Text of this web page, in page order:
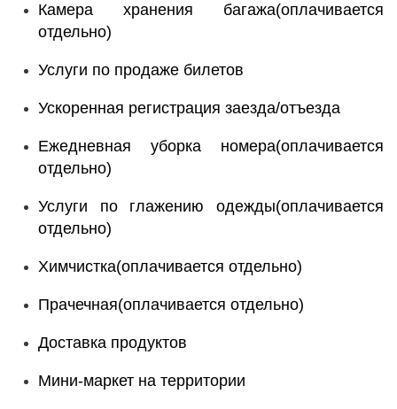
Камера хранения багажа(оплачивается
отдельно)
Услуги по продаже билетов
Ускоренная регистрация заезда/отъезда
Ежедневная уборка номера(оплачивается
отдельно)
Услуги по глажению одежды(оплачивается
отдельно)
Химчистка(оплачивается отдельно)
Прачечная(оплачивается отдельно)
Доставка продуктов
Мини-маркет на территории